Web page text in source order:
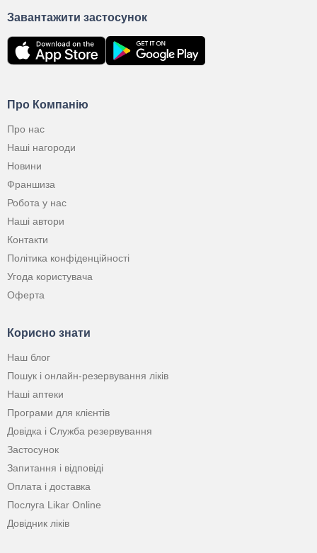
Про Компанію
Про нас
Наші нагороди
Новини
Франшиза
Робота у нас
Наші автори
Контакти
Політика конфіденційності
Угода користувача
Оферта
Корисно знати
Наш блог
Пошук і онлайн-резервування ліків
Наші аптеки
Програми для клієнтів
Довідка і Служба резервування
Застосунок
Запитання і відповіді
Оплата і доставка
Послуга Likar Online
Довідник ліків
Завантажити застосунок